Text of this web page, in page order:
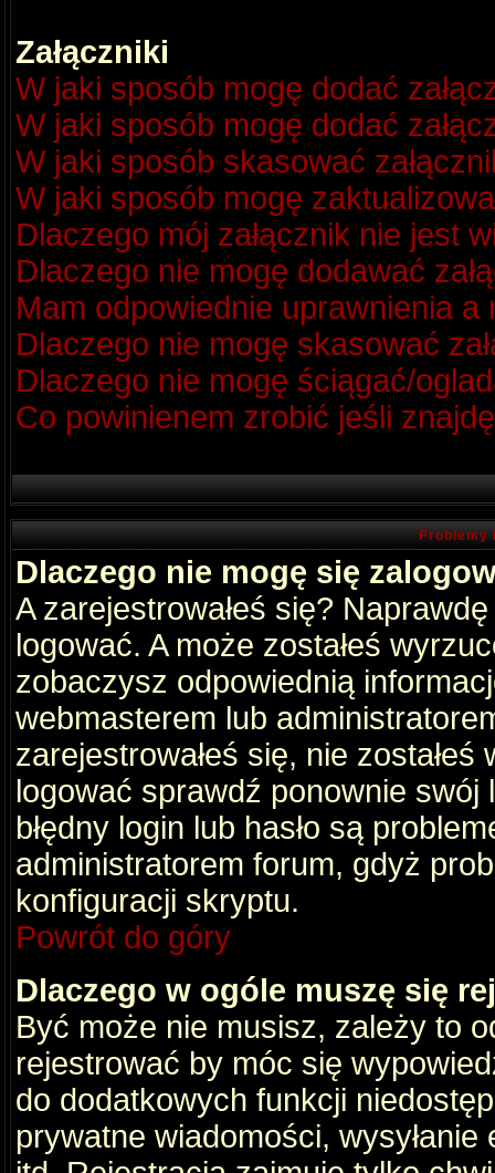
Załączniki
W jaki sposób mogę dodać
W jaki sposób mogę dodać
W jaki sposób skasować
W jaki sposób mogę
Dlaczego mój załącznik nie jest
Dlaczego nie mogę dodawać
Mam odpowiednie uprawnienia a
Dlaczego nie mogę skasować
Dlaczego nie mogę ściągać/
Co powinienem zrobić jeśli
Problemy
Dlaczego nie mogę się
A zarejestrowałeś się?
logować. A może zostałeś
zobaczysz odpowiednią
webmasterem lub
zarejestrowałeś się, nie
logować sprawdź ponownie swój
błędny login lub hasło są
administratorem forum, gdyż
konfiguracji skryptu.
Powrót do góry
Dlaczego w ogóle muszę się
Być może nie musisz, zależy to
rejestrować by móc się
do dodatkowych funkcji
prywatne wiadomości,